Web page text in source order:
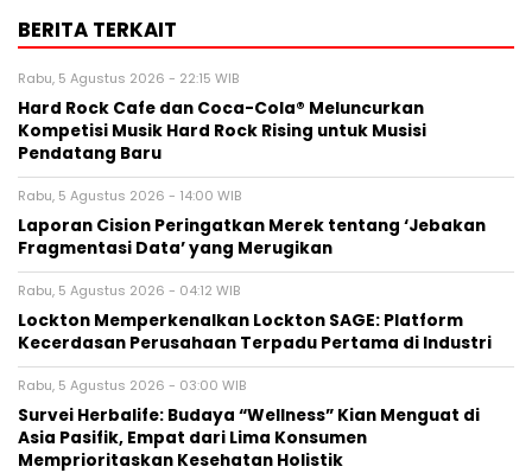
BERITA TERKAIT
Rabu, 5 Agustus 2026 - 22:15 WIB
Hard Rock Cafe dan Coca-Cola® Meluncurkan
Kompetisi Musik Hard Rock Rising untuk Musisi
Pendatang Baru
Rabu, 5 Agustus 2026 - 14:00 WIB
Laporan Cision Peringatkan Merek tentang ‘Jebakan
Fragmentasi Data’ yang Merugikan
Rabu, 5 Agustus 2026 - 04:12 WIB
Lockton Memperkenalkan Lockton SAGE: Platform
Kecerdasan Perusahaan Terpadu Pertama di Industri
Rabu, 5 Agustus 2026 - 03:00 WIB
Survei Herbalife: Budaya “Wellness” Kian Menguat di
Asia Pasifik, Empat dari Lima Konsumen
Memprioritaskan Kesehatan Holistik